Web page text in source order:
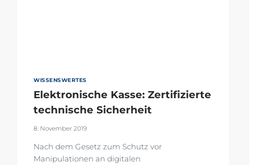
WISSENSWERTES
Elektronische Kasse: Zertifizierte
technische Sicherheit
8. November 2019
Nach dem Gesetz zum Schutz vor
Manipulationen an digitalen